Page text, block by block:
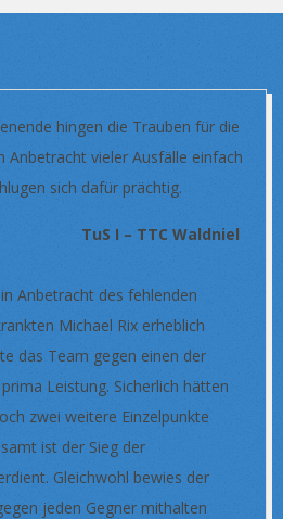
hingen die Trauben für die
Anbetracht vieler Ausfälle einfach
sich dafür prächtig.
TuS I – TTC Waldniel
Anbetracht des fehlenden
Michael Rix erheblich
das Team gegen einen der
Leistung. Sicherlich hätten
zwei weitere Einzelpunkte
ist der Sieg der
Gleichwohl bewies der
jeden Gegner mithalten